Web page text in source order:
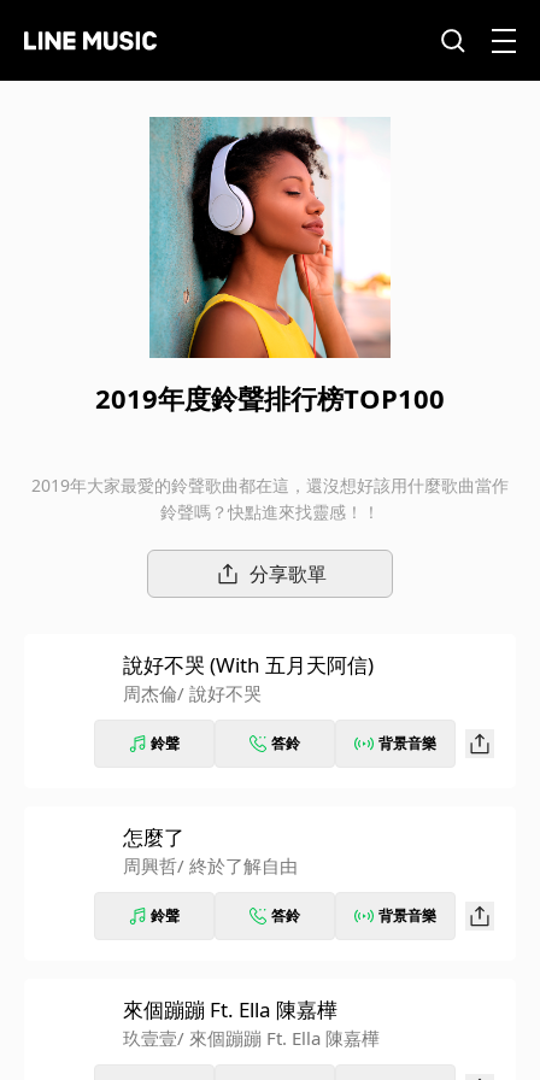
2019年度鈴聲排行榜TOP100
2019年大家最愛的鈴聲歌曲都在這，還沒想好該用什麼歌曲當作
鈴聲嗎？快點進來找靈感！！
分享歌單
說好不哭 (With 五月天阿信)
周杰倫/ 說好不哭
鈴聲 答鈴 背景音樂
怎麼了
周興哲/ 終於了解自由
鈴聲 答鈴 背景音樂
來個蹦蹦 Ft. Ella 陳嘉樺
玖壹壹/ 來個蹦蹦 Ft. Ella 陳嘉樺